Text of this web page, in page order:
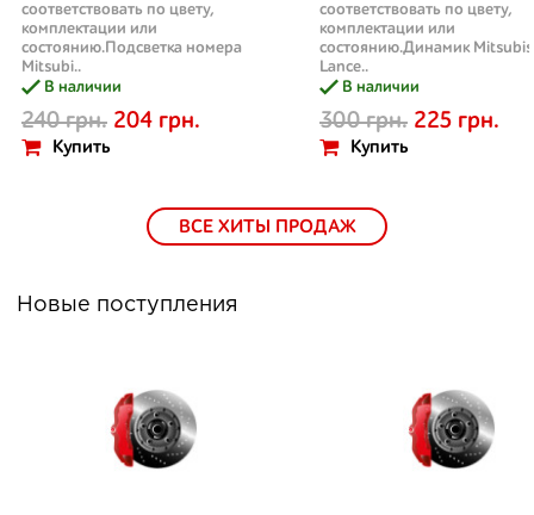
соответствовать по цвету,
комплектации или
состоянию.Подсветка номера
Mitsubi..
В наличии
240 грн. 204 грн.
Купить
соответствовать по цвету,
комплектации или
состоянию.Динамик
Lance..
В наличии
300 грн. 225 грн.
Купить
ВСЕ ХИТЫ ПРОДАЖ
Новые поступления